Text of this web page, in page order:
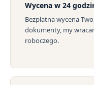
Wycena w 24
Bezpłatna wycena
dokumenty, my
roboczego.